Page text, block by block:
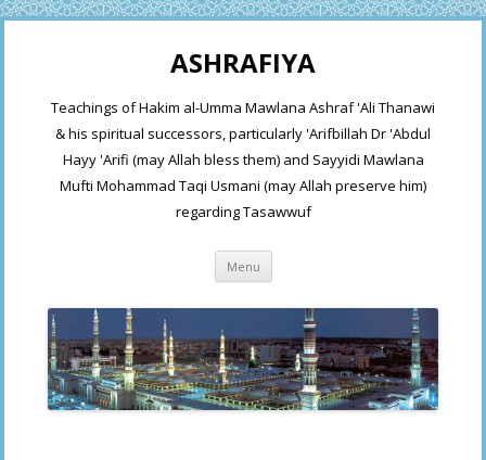
ASHRAFIYA
Teachings of Hakim al-Umma Mawlana Ashraf 'Ali Thanawi
& his spiritual successors, particularly 'Arifbillah Dr 'Abdul
Hayy 'Arifi (may Allah bless them) and Sayyidi Mawlana
Mufti Mohammad Taqi Usmani (may Allah preserve him)
regarding Tasawwuf
Menu Skip
content